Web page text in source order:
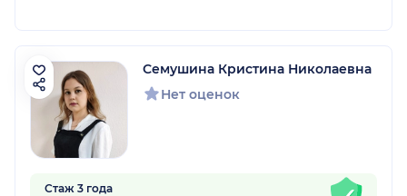
Семушина Кристина Николаевна
Нет оценок
Стаж 3 года